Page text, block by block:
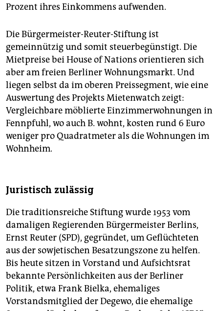
Prozent ihres Einkommens aufwenden.
Die Bürgermeister-Reuter-Stiftung ist
gemeinnützig und somit steuerbegünstigt. Die
Mietpreise bei House of Nations orientieren sich
aber am freien Berliner Wohnungsmarkt. Und
liegen selbst da im oberen Preissegment, wie eine
Auswertung des Projekts Mietenwatch zeigt:
Vergleichbare möblierte Einzimmerwohnungen in
Fennpfuhl, wo auch B. wohnt, kosten rund 6 Euro
weniger pro Quadratmeter als die Wohnungen im
Wohnheim.
Juristisch zulässig
Die traditionsreiche Stiftung wurde 1953 vom
damaligen Regierenden Bürgermeister Berlins,
Ernst Reuter (SPD), gegründet, um Geflüchteten
aus der sowjetischen Besatzungszone zu helfen.
Bis heute sitzen in Vorstand und Aufsichtsrat
bekannte Persönlichkeiten aus der Berliner
Politik, etwa Frank Bielka, ehemaliges
Vorstandsmitglied der Degewo, die ehemalige